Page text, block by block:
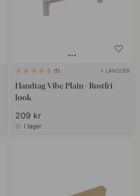
1 + LÄNGDER
Handtag Vibe Plain - Rostfri
look
209 kr
I lager